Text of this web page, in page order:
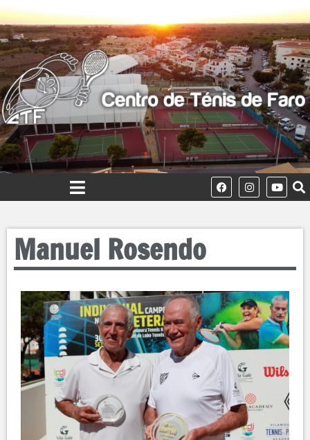
Manuel Rosendo